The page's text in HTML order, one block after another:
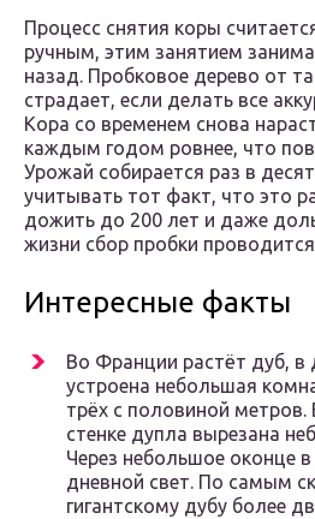
Процесс снятия коры
ручным, этим занятием
назад. Пробковое дерево от
страдает, если делать все
Кора со временем снова
каждым годом ровнее, что
Урожай собирается раз в
учитывать тот факт, что это
дожить до 200 лет и даже
жизни сбор пробки
Интересные факты
Во Франции растёт дуб, в
устроена небольшая
трёх с половиной
стенке дупла вырезана
Через небольшое оконце
дневной свет. По самым
гигантскому дубу более